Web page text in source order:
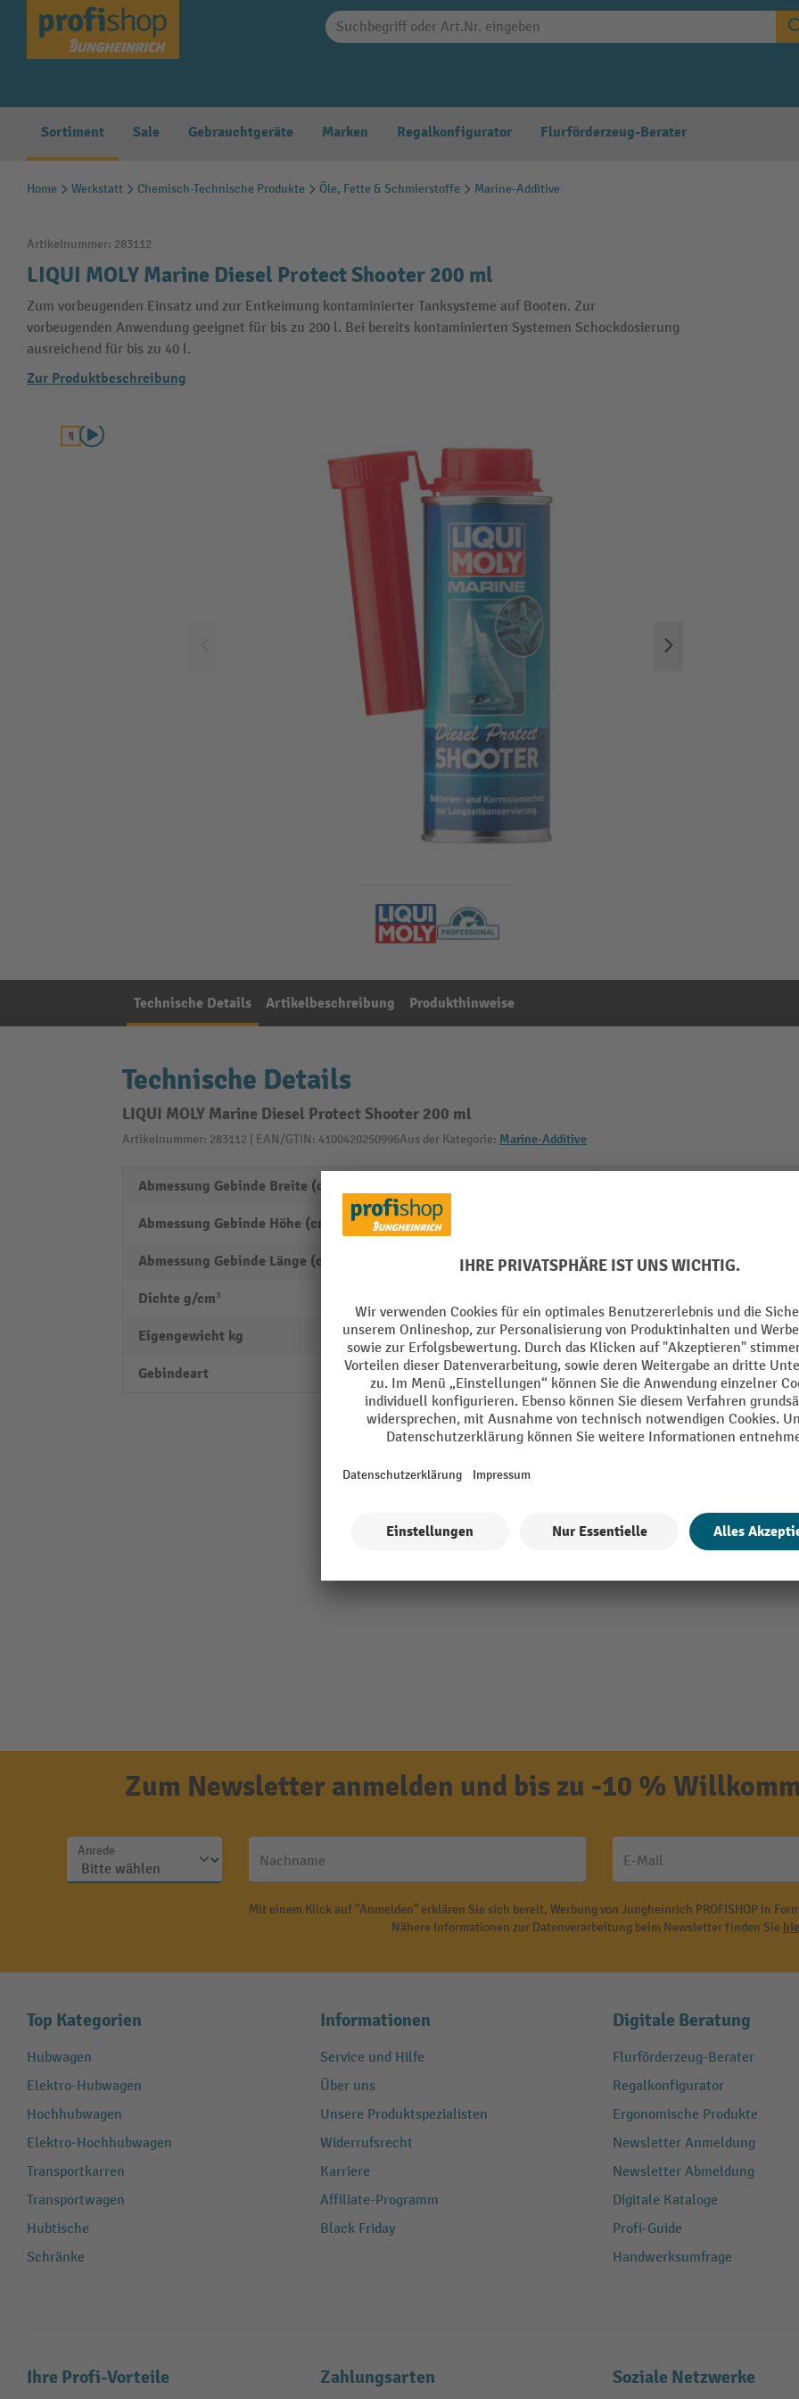
Zur Hauptnavigation springen
Sortiment Sale Gebrauchtgeräte Marken Regalkonfigurator Flurförderzeug-Berater
Home Werkstatt Chemisch-Technische Produkte Öle, Fette & Schmierstoffe Marine-Additive
Artikelnummer: 283112
LIQUI MOLY Marine Diesel Protect Shooter 200 ml
Zum vorbeugenden Einsatz und zur Entkeimung kontaminierter Tanksysteme auf Booten. Zur
vorbeugenden Anwendung geeignet für bis zu 200 l. Bei bereits kontaminierten Systemen Schockdosierung
ausreichend für bis zu 40 l.
Zur Produktbeschreibung
Technische Details Artikelbeschreibung Produkthinweise
Technische Details
LIQUI MOLY Marine Diesel Protect Shooter 200 ml
Artikelnummer: 283112 | EAN/GTIN: 4100420250996Aus der Kategorie: Marine-Additive
Abmessung Gebinde Breite (cm)
Abmessung Gebinde Höhe (cm) 16
Abmessung Gebinde Länge (cm)
Dichte g/cm³
Eigengewicht kg 0,245
Gebindeart Dose Blech
Marke
Wassergefährdung
Zum Newsletter anmelden und bis zu -10 %
Anrede
Nachname E-Mail
Mit einem Klick auf "Anmelden" erklären Sie sich bereit, Werbung von Jungheinrich PROFISHOP in
Nähere Informationen zur Datenverarbeitung beim Newsletter finden Sie
Top Kategorien
Hubwagen
Elektro-Hubwagen
Hochhubwagen
Elektro-Hochhubwagen
Transportkarren
Transportwagen
Hubtische
Schränke
Informationen
Service und Hilfe
Über uns
Unsere Produktspezialisten
Widerrufsrecht
Karriere
Affiliate-Programm
Black Friday
Digitale Beratung
Flurförderzeug-Berater
Regalkonfigurator
Ergonomische Produkte
Newsletter Anmeldung
Newsletter Abmeldung
Digitale Kataloge
Profi-Guide
Handwerksumfrage
Ihre Profi-Vorteile Zahlungsarten Soziale Netzwerke